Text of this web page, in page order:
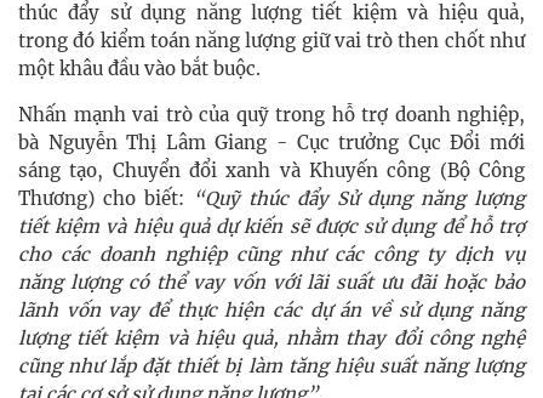
thúc đẩy sử dụng năng lượng tiết kiệm và hiệu quả,
trong đó kiểm toán năng lượng giữ vai trò then chốt như
một khâu đầu vào bắt buộc.
Nhấn mạnh vai trò của quỹ trong hỗ trợ doanh nghiệp,
bà Nguyễn Thị Lâm Giang - Cục trưởng Cục Đổi mới
sáng tạo, Chuyển đổi xanh và Khuyến công (Bộ Công
Thương) cho biết: “Quỹ thúc đẩy Sử dụng năng lượng
tiết kiệm và hiệu quả dự kiến sẽ được sử dụng để hỗ trợ
cho các doanh nghiệp cũng như các công ty dịch vụ
năng lượng có thể vay vốn với lãi suất ưu đãi hoặc bảo
lãnh vốn vay để thực hiện các dự án về sử dụng năng
lượng tiết kiệm và hiệu quả, nhằm thay đổi công nghệ
cũng như lắp đặt thiết bị làm tăng hiệu suất năng lượng